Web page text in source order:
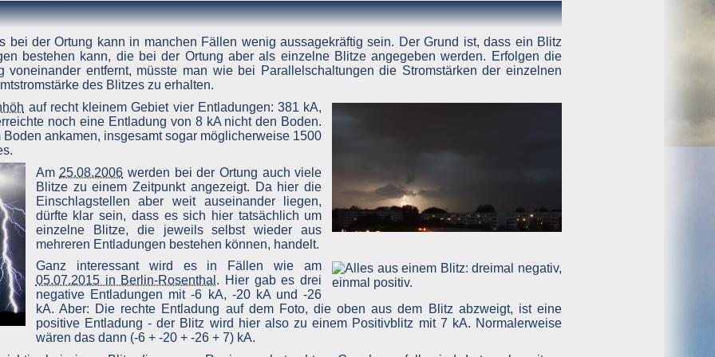
senden. So müssen Sie bei einem Fehler nicht alles neu ausfüllen.
dass Sie diese Datenschutzerklärung gesehen haben, damit diese Erklärung, dass dieser Cookie gespeichert wird, nicht bei
zuzulassen.
dieser Website ohne Einschränkungen zugreifen können, wenn Sie entsprechende Einstellungen vornehmen. Wenn Sie
dass die Datenschutzerklärung bei jedem Aufruf der Website erscheint, merkt man das Fehlen der Cookies sonst aber
Daten
welche dazu dienen, Ihre Person zu bestimmen und welche zu Ihnen zurückverfolgt werden können – also beispielsweise
irgendeiner Form beim Aufruf bzw. Nutzen der Website übertragen werden sollten, grundsätzlich nicht weiter.
Ihrer Person notwendig. Erst wenn Sie eine Kontaktmöglichkeit zum Betreiber wahrnehmen, werden diese erforderlich. Diese
Betreiber, werden also nur während des Übertragungsvorganges auf dem Server gespeichert und nach der Übertragung sofort
und ansonsten nicht genutzt, also auch nicht weitergegeben.
bei der Ortung kann in manchen Fällen wenig aussagekräftig sein. Der Grund ist, dass ein Blitz
bestehen kann, die bei der Ortung aber als einzelne Blitze angegeben werden. Erfolgen die
voneinander entfernt, müsste man wie bei Parallelschaltungen die Stromstärken der einzelnen
des Blitzes zu erhalten.
auf recht kleinem Gebiet vier Entladungen: 381 kA,
noch eine Entladung von 8 kA nicht den Boden.
ankamen, insgesamt sogar möglicherweise 1500
Am 25.08.2006 werden bei der Ortung auch viele
Blitze zu einem Zeitpunkt angezeigt. Da hier die
Einschlagstellen aber weit auseinander liegen,
dürfte klar sein, dass es sich hier tatsächlich um
einzelne Blitze, die jeweils selbst wieder aus
mehreren Entladungen bestehen können, handelt.
Ganz interessant wird es in Fällen wie am
05.07.2015 in Berlin-Rosenthal . Hier gab es drei
negative Entladungen mit -6 kA, -20 kA und -26
kA. Aber: Die rechte Entladung auf dem Foto, die oben aus dem Blitz abzweigt, ist eine
positive Entladung - der Blitz wird hier also zu einem Positivblitz mit 7 kA. Normalerweise
wären das dann (-6 + -20 + -26 + 7) kA.